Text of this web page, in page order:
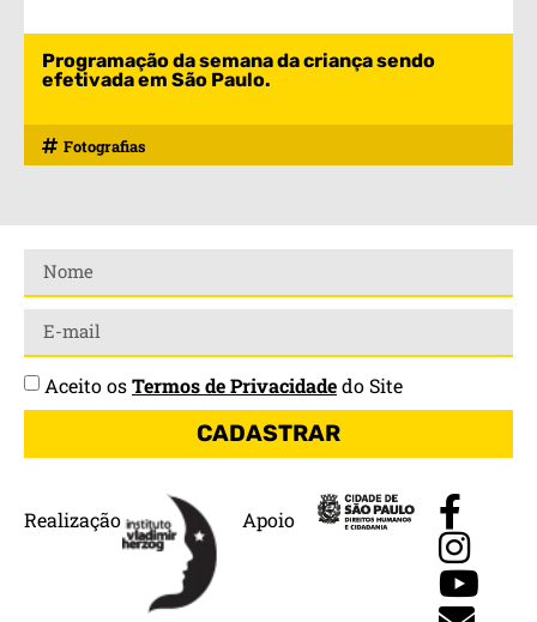
Programação da semana da criança sendo
efetivada em São Paulo.
Fotografias
Realização Apoio
Aceito osTermos de Privacidadedo Site
CADASTRAR